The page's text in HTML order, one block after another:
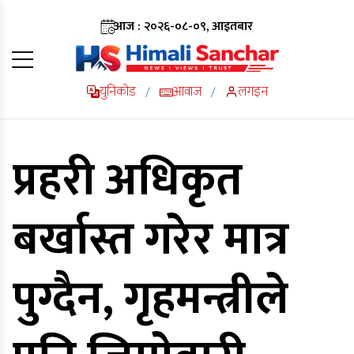
आज : २०२६-०८-०९, आइतबार
युनिकोड / आवाज / लगइन
प्रहरी अधिकृत
बर्खास्त गरेर मात्र
पुग्दैन, गृहमन्त्रीले